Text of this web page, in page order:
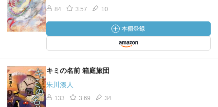
84 3.57 10
キミの名前 箱庭旅団
朱川湊人
133 3.69 34